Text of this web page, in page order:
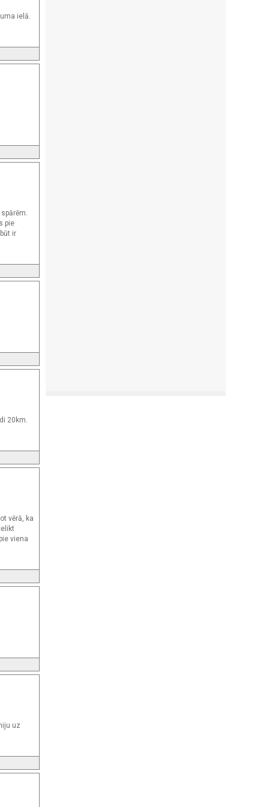
ielā.
pie
ir
20km.
vērā, ka
viena
uz